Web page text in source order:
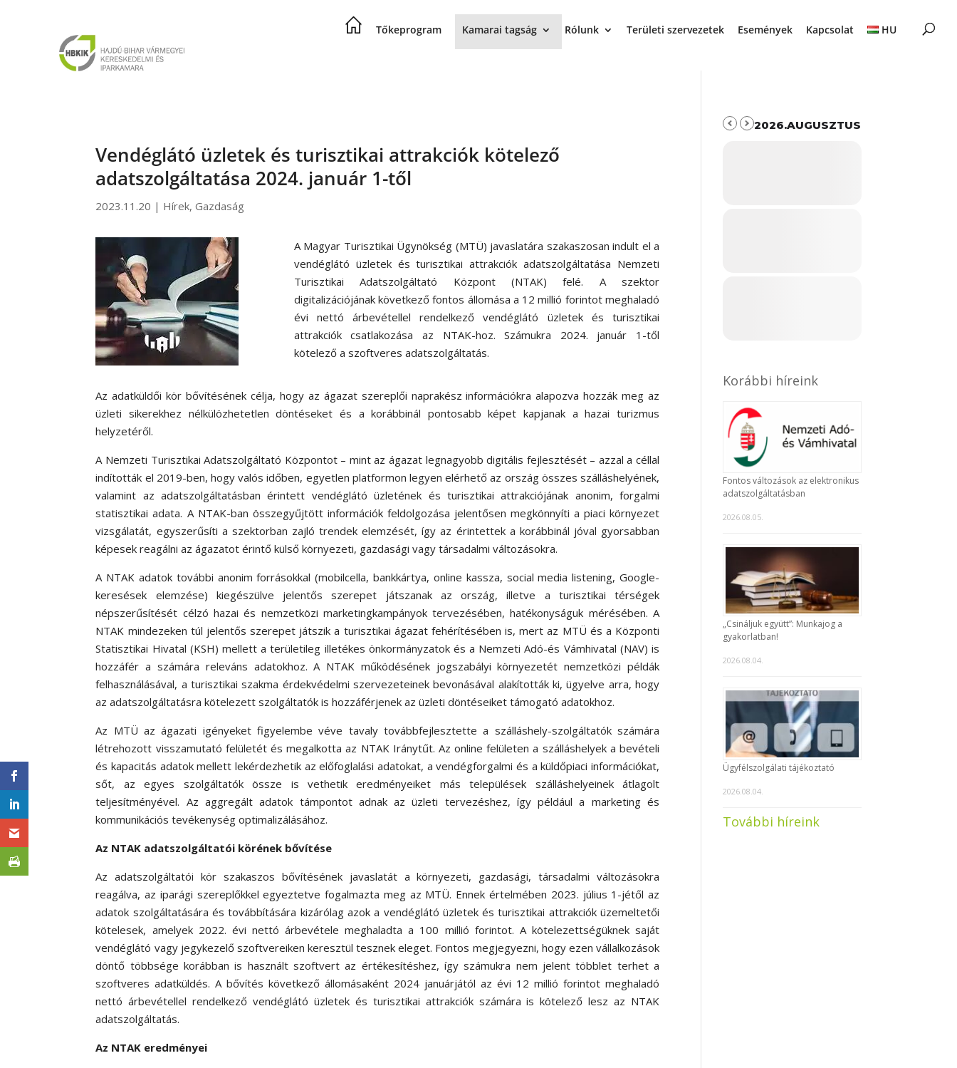
Tőkeprogram Kamarai tagság Rólunk Területi szervezetek Események Kapcsolat HU
Vendéglátó üzletek és turisztikai attrakciók kötelező
adatszolgáltatása 2024. január 1-től
2023.11.20 | Hírek,Gazdaság
A Magyar Turisztikai Ügynökség (MTÜ) javaslatára szakaszosan indult el a
vendéglátó üzletek és turisztikai attrakciók adatszolgáltatása Nemzeti
Turisztikai Adatszolgáltató Központ (NTAK) felé. A szektor
digitalizációjának következő fontos állomása a 12 millió forintot meghaladó
évi nettó árbevétellel rendelkező vendéglátó üzletek és turisztikai
attrakciók csatlakozása az NTAK-hoz. Számukra 2024. január 1-től
kötelező a szoftveres adatszolgáltatás.
Az adatküldői kör bővítésének célja, hogy az ágazat szereplői naprakész információkra alapozva hozzák meg az
üzleti sikerekhez nélkülözhetetlen döntéseket és a korábbinál pontosabb képet kapjanak a hazai turizmus
helyzetéről.
A Nemzeti Turisztikai Adatszolgáltató Központot – mint az ágazat legnagyobb digitális fejlesztését – azzal a céllal
indították el 2019-ben, hogy valós időben, egyetlen platformon legyen elérhető az ország összes szálláshelyének,
valamint az adatszolgáltatásban érintett vendéglátó üzletének és turisztikai attrakciójának anonim, forgalmi
statisztikai adata. A NTAK-ban összegyűjtött információk feldolgozása jelentősen megkönnyíti a piaci környezet
vizsgálatát, egyszerűsíti a szektorban zajló trendek elemzését, így az érintettek a korábbinál jóval gyorsabban
képesek reagálni az ágazatot érintő külső környezeti, gazdasági vagy társadalmi változásokra.
A NTAK adatok további anonim forrásokkal (mobilcella, bankkártya, online kassza, social media listening, Google-
keresések elemzése) kiegészülve jelentős szerepet játszanak az ország, illetve a turisztikai térségek
népszerűsítését célzó hazai és nemzetközi marketingkampányok tervezésében, hatékonyságuk mérésében. A
NTAK mindezeken túl jelentős szerepet játszik a turisztikai ágazat fehérítésében is, mert az MTÜ és a Központi
Statisztikai Hivatal (KSH) mellett a területileg illetékes önkormányzatok és a Nemzeti Adó-és Vámhivatal (NAV) is
hozzáfér a számára releváns adatokhoz. A NTAK működésének jogszabályi környezetét nemzetközi példák
felhasználásával, a turisztikai szakma érdekvédelmi szervezeteinek bevonásával alakították ki, ügyelve arra, hogy
az adatszolgáltatásra kötelezett szolgáltatók is hozzáférjenek az üzleti döntéseiket támogató adatokhoz.
Az MTÜ az ágazati igényeket figyelembe véve tavaly továbbfejlesztette a szálláshely-szolgáltatók számára
létrehozott visszamutató felületét és megalkotta az NTAK Iránytűt. Az online felületen a szálláshelyek a bevételi
és kapacitás adatok mellett lekérdezhetik az előfoglalási adatokat, a vendégforgalmi és a küldőpiaci információkat,
sőt, az egyes szolgáltatók össze is vethetik eredményeiket más települések szálláshelyeinek átlagolt
teljesítményével. Az aggregált adatok támpontot adnak az üzleti tervezéshez, így például a marketing és
kommunikációs tevékenység optimalizálásához.
Az NTAK adatszolgáltatói körének bővítése
Az adatszolgáltatói kör szakaszos bővítésének javaslatát a környezeti, gazdasági, társadalmi változásokra
reagálva, az iparági szereplőkkel egyeztetve fogalmazta meg az MTÜ. Ennek értelmében 2023. július 1-jétől az
adatok szolgáltatására és továbbítására kizárólag azok a vendéglátó üzletek és turisztikai attrakciók üzemeltetői
kötelesek, amelyek 2022. évi nettó árbevétele meghaladta a 100 millió forintot. A kötelezettségüknek saját
vendéglátó vagy jegykezelő szoftvereiken keresztül tesznek eleget. Fontos megjegyezni, hogy ezen vállalkozások
döntő többsége korábban is használt szoftvert az értékesítéshez, így számukra nem jelent többlet terhet a
szoftveres adatküldés. A bővítés következő állomásaként 2024 januárjától az évi 12 millió forintot meghaladó
nettó árbevétellel rendelkező vendéglátó üzletek és turisztikai attrakciók számára is kötelező lesz az NTAK
adatszolgáltatás.
Az NTAK eredményei
2026.AUGUSZTUS
Korábbi híreink
Fontos változások az elektronikus
adatszolgáltatásban
2026.08.05.
„Csináljuk együtt”: Munkajog a
gyakorlatban!
2026.08.04.
Ügyfélszolgálati tájékoztató
2026.08.04.
További híreink